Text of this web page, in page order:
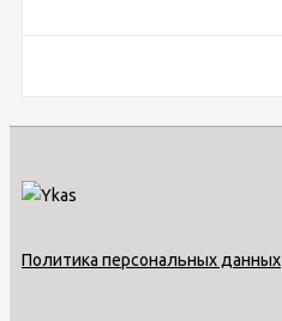
Политика персональных данных